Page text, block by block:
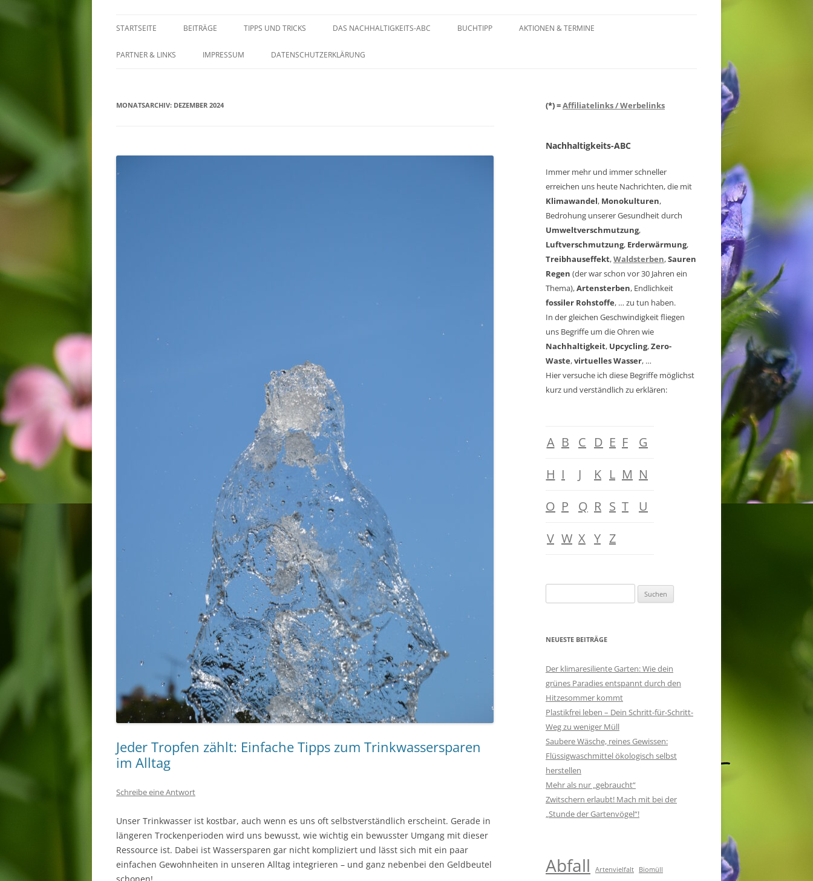
STARTSEITE BEITRÄGE TIPPS UND TRICKS DAS NACHHALTIGKEITS-ABC BUCHTIPP AKTIONEN & TERMINE
PARTNER & LINKS IMPRESSUM DATENSCHUTZERKLÄRUNG
MONATSARCHIV: DEZEMBER 2024
Jeder Tropfen zählt: Einfache Tipps zum Trinkwassersparen
im Alltag
Schreibe eine Antwort
Unser Trinkwasser ist kostbar, auch wenn es uns oft selbstverständlich erscheint. Gerade in
längeren Trockenperioden wird uns bewusst, wie wichtig ein bewusster Umgang mit dieser
Ressource ist. Dabei ist Wassersparen gar nicht kompliziert und lässt sich mit ein paar
einfachen Gewohnheiten in unseren Alltag integrieren – und ganz nebenbei den Geldbeutel
(*) =Affiliatelinks / Werbelinks
Nachhaltigkeits-ABC
Immer mehr und immer schneller
erreichen uns heute Nachrichten, die mit
Klimawandel, Monokulturen,
Bedrohung unserer Gesundheit durch
Umweltverschmutzung,
Luftverschmutzung, Erderwärmung,
Treibhauseffekt,Waldsterben,Sauren
Regen (der war schon vor 30 Jahren ein
Thema),Artensterben, Endlichkeit
fossiler Rohstoffe, … zu tun haben.
In der gleichen Geschwindigkeit fliegen
uns Begriffe um die Ohren wie
Nachhaltigkeit, Upcycling,Zero-
Waste,virtuelles Wasser, …
Hier versuche ich diese Begriffe möglichst
kurz und verständlich zu erklären:
A B C D E F
G
H I J K L M N
O P Q R S T
U
V W X Y Z
nach:
NEUESTE BEITRÄGE
Der klimaresiliente Garten: Wie dein
grünes Paradies entspannt durch den
Hitzesommer kommt
Plastikfrei leben – Dein Schritt-für-Schritt-
Weg zu weniger Müll
Saubere Wäsche, reines Gewissen:
Flüssigwaschmittel ökologisch selbst
herstellen
Mehr als nur „gebraucht“
Zwitschern erlaubt! Mach mit bei der
„Stunde der Gartenvögel“!
Abfall Artenvielfalt Biomüll